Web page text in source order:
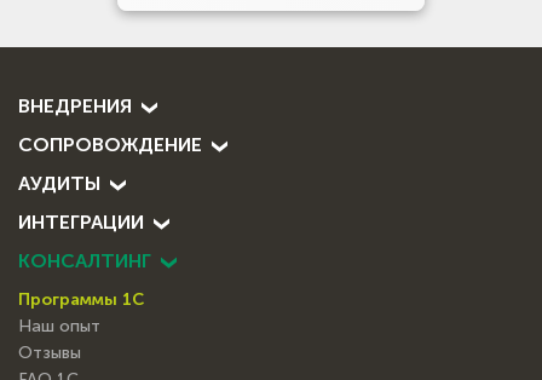
ВНЕДРЕНИЯ
СОПРОВОЖДЕНИЕ
КОНСАЛТИНГ
АУДИТЫ
ИНТЕГРАЦИИ
Программы 1С
Наш опыт
Отзывы